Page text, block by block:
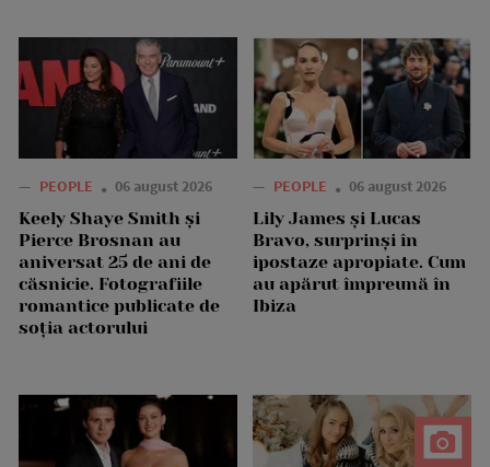
— PEOPLE 06 august 2026
Keely Shaye Smith și
Pierce Brosnan au
aniversat 25 de ani de
căsnicie. Fotografiile
romantice publicate de
soția actorului
— PEOPLE 06 august 2026
Lily James și Lucas
Bravo, surprinși în
ipostaze apropiate. Cum
au apărut împreună în
Ibiza